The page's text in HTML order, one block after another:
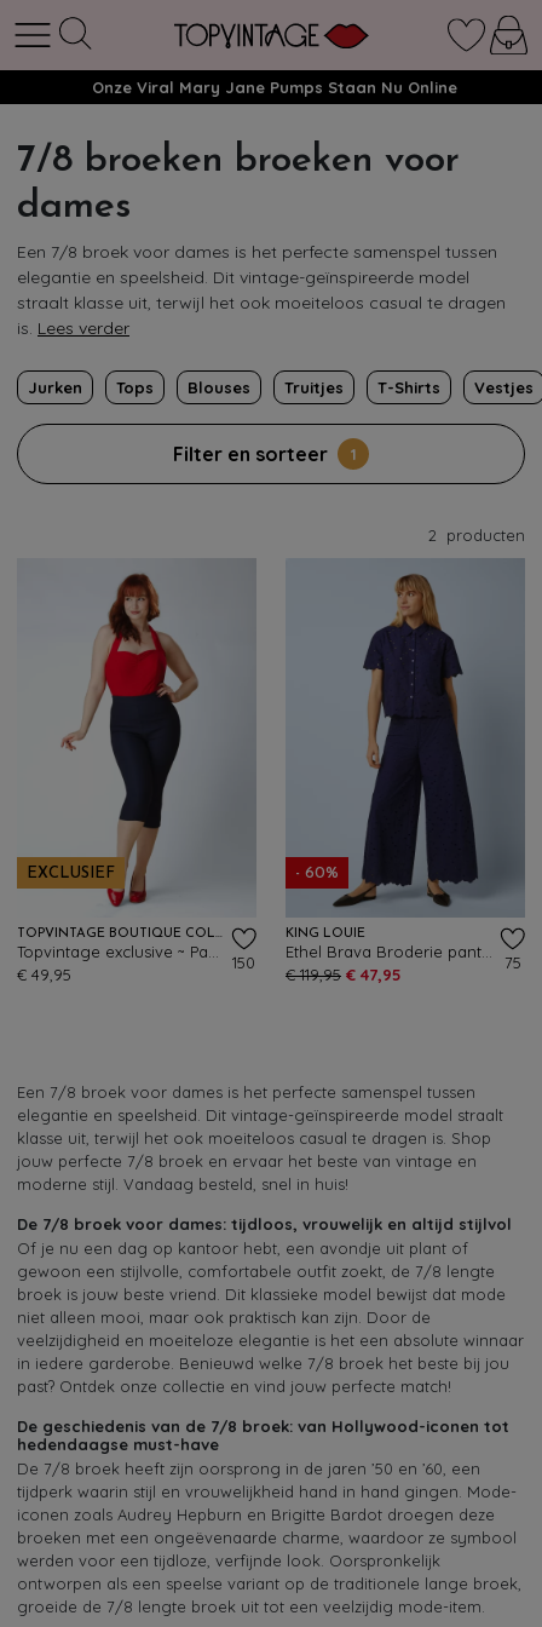
Onze Viral Mary Jane Pumps Staan Nu Online
7/8 broeken broeken voor
dames
Een 7/8 broek voor dames is het perfecte samenspel tussen
elegantie en speelsheid. Dit vintage-geïnspireerde model
straalt klasse uit, terwijl het ook moeiteloos casual te dragen
is. Lees verder
Jurken Tops Blouses Truitjes T-Shirts Vestjes
Filter en sorteer 1
2 producten
EXCLUSIEF
TOPVINTAGE BOUTIQUE COLLECTION
€ 49,95
150
- 60%
KING LOUIE
€ 119,95 € 47,95
75
Een 7/8 broek voor dames is het perfecte samenspel tussen
elegantie en speelsheid. Dit vintage-geïnspireerde model straalt
klasse uit, terwijl het ook moeiteloos casual te dragen is. Shop
jouw perfecte 7/8 broek en ervaar het beste van vintage en
moderne stijl. Vandaag besteld, snel in huis!
De 7/8 broek voor dames: tijdloos, vrouwelijk en altijd stijlvol
Of je nu een dag op kantoor hebt, een avondje uit plant of
gewoon een stijlvolle, comfortabele outfit zoekt, de 7/8 lengte
broek is jouw beste vriend. Dit klassieke model bewijst dat mode
niet alleen mooi, maar ook praktisch kan zijn. Door de
veelzijdigheid en moeiteloze elegantie is het een absolute winnaar
in iedere garderobe. Benieuwd welke 7/8 broek het beste bij jou
past? Ontdek onze collectie en vind jouw perfecte match!
De geschiedenis van de 7/8 broek: van Hollywood-iconen tot
hedendaagse must-have
De 7/8 broek heeft zijn oorsprong in de jaren ’50 en ’60, een
tijdperk waarin stijl en vrouwelijkheid hand in hand gingen. Mode-
iconen zoals Audrey Hepburn en Brigitte Bardot droegen deze
broeken met een ongeëvenaarde charme, waardoor ze symbool
werden voor een tijdloze, verfijnde look. Oorspronkelijk
ontworpen als een speelse variant op de traditionele lange broek,
groeide de 7/8 lengte broek uit tot een veelzijdig mode-item.